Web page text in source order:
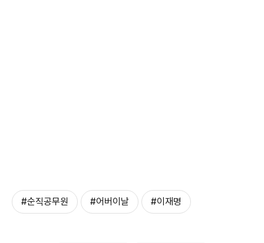
#순직공무원 #어버이날 #이재명